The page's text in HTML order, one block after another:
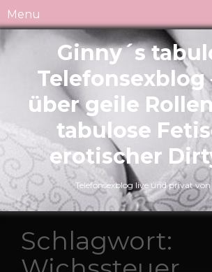
Menu
Ginny´s
Telefonsexblog
über geile
tabulose
erotischer
Telefonsexblog live und privat
Schlagwort: